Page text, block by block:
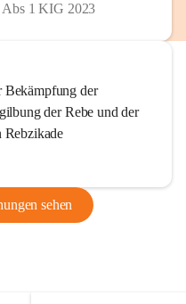
Abs 1 KIG 2023
Bekämpfung der
der Rebe und der
Rebzikade
sehen